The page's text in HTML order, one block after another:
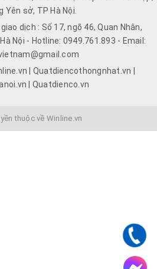
Yên sở, TP Hà Nội.
dịch : Số 17, ngõ 46, Quan Nhân,
Nội - Hotline: 0949.761.893 - Email:
| Quatdiencothongnhat.vn |
| Quatdienco.vn
thuộc về Winline.vn